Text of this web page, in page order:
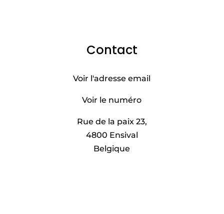
Contact
Voir l'adresse email
Voir le numéro
Rue de la paix 23,
4800 Ensival
Belgique